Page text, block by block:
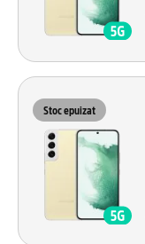
Stoc epuizat